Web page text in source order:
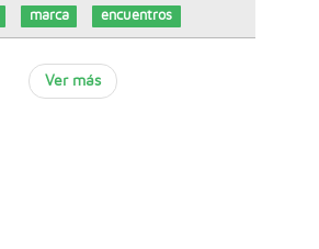
marca encuentros
Ver más